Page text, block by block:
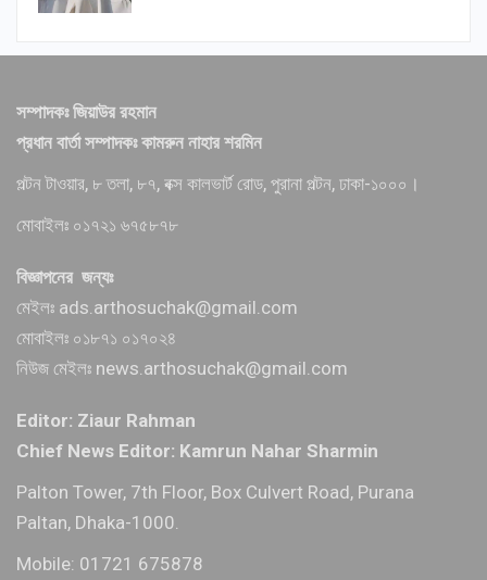
সম্পাদকঃ জিয়াউর রহমান
প্রধান বার্তা সম্পাদকঃ কামরুন নাহার শরমিন
পল্টন টাওয়ার, ৮ তলা, ৮৭, বক্স কালভার্ট রোড, পুরানা পল্টন, ঢাকা-১০০০।
মোবাইলঃ ০১৭২১ ৬৭৫৮৭৮
বিজ্ঞাপনের জন্যঃ
মেইলঃ ads.arthosuchak@gmail.com
মোবাইলঃ ০১৮৭১ ০১৭০২৪
নিউজ মেইলঃ news.arthosuchak@gmail.com
Editor: Ziaur Rahman
Chief News Editor: Kamrun Nahar Sharmin
Palton Tower, 7th Floor, Box Culvert Road, Purana
Paltan, Dhaka-1000.
Mobile: 01721 675878